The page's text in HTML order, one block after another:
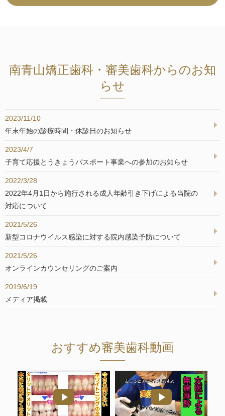
南青山矯正歯科・審美歯科からのお知
らせ
2023/11/10
年末年始の診療時間・休診日のお知らせ
2023/4/7
子育て応援とうきょうパスポート事業への参加のお知らせ
2022/3/28
2022年4月1日から施行される成人年齢引き下げによる当院の
対応について
2021/5/26
新型コロナウイルス感染に対する院内感染予防について
2021/5/26
オンラインカウンセリングのご案内
2019/6/19
メディア掲載
おすすめ審美歯科動画